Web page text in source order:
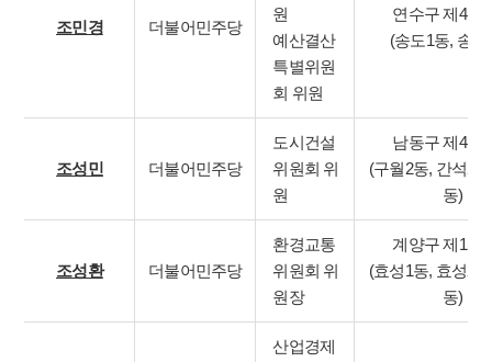
조민경 더불어민주당
원
예산결산
특별위원
회 위원
연수구 제4선
(송도1동, 송도
조성민 더불어민주당
도시건설
위원회 위
원
남동구 제4선
(구월2동, 간석2
동)
조성환 더불어민주당
환경교통
위원회 위
원장
계양구 제1선
(효성1동, 효성2
동)
산업경제